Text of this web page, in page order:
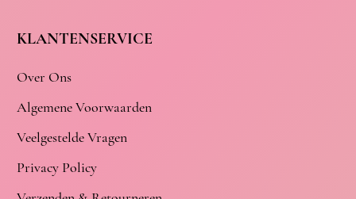
KLANTENSERVICE
Over Ons
Algemene Voorwaarden
Veelgestelde Vragen
Privacy Policy